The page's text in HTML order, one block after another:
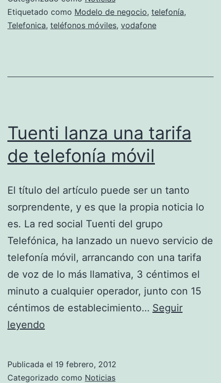
Etiquetado como Modelo de negocio, telefonía,
Telefonica, teléfonos móviles, vodafone
Tuenti lanza una tarifa
de telefonía móvil
El título del artículo puede ser un tanto
sorprendente, y es que la propia noticia lo
es. La red social Tuenti del grupo
Telefónica, ha lanzado un nuevo servicio de
telefonía móvil, arrancando con una tarifa
de voz de lo más llamativa, 3 céntimos el
minuto a cualquier operador, junto con 15
céntimos de establecimiento… Seguir
leyendo
tarifa
Publicada el 19 febrero, 2012
Categorizado como Noticias